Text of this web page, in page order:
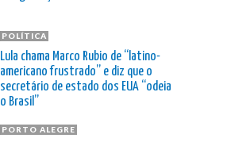
POLÍTICA
Lula chama Marco Rubio de “latino-
americano frustrado” e diz que o
secretário de estado dos EUA “odeia
o Brasil”
PORTO ALEGRE